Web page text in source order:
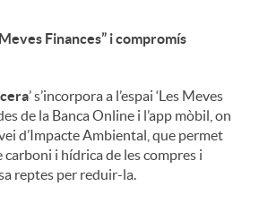
Finances” i compromís
’ s’incorpora a l’espai ‘Les Meves
de la Banca Online i l’app mòbil, on
d’Impacte Ambiental, que permet
carboni i hídrica de les compres i
reptes per reduir-la.